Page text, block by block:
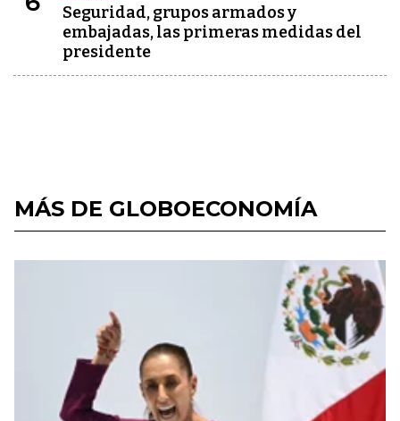
Seguridad, grupos armados y
embajadas, las primeras medidas del
presidente
MÁS DE GLOBOECONOMÍA